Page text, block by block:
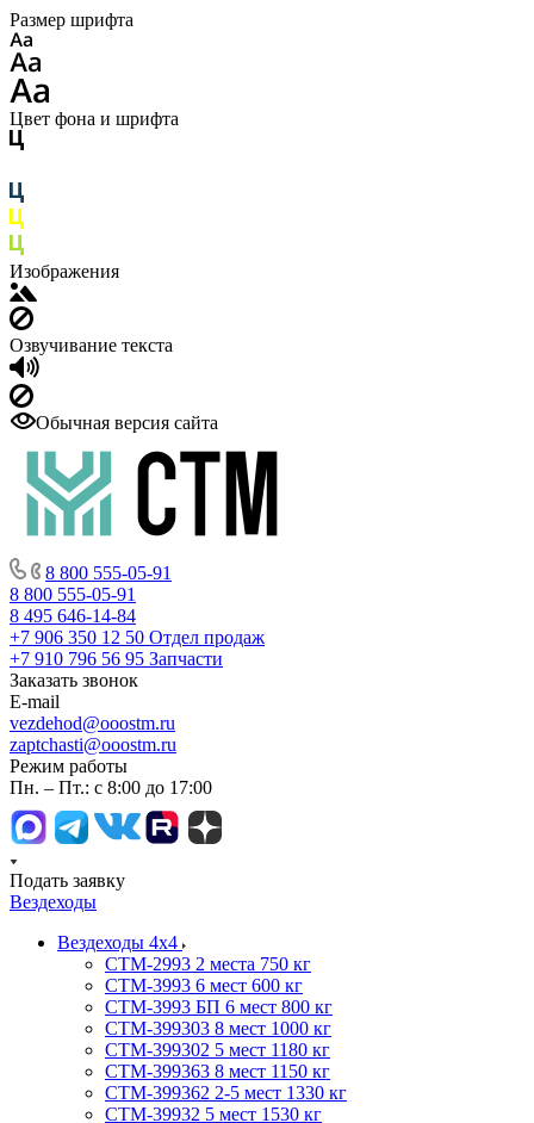
Размер шрифта
Цвет фона и шрифта
Изображения
Озвучивание текста
Обычная версия сайта
8 800 555-05-91
8 800 555-05-91
8 495 646-14-84
+7 906 350 12 50 Отдел продаж
+7 910 796 56 95 Запчасти
Заказать звонок
E-mail
vezdehod@ooostm.ru
zaptchasti@ooostm.ru
Режим работы
Пн. – Пт.: с 8:00 до 17:00
Подать заявку
Вездеходы
Вездеходы 4х4
СТМ-2993 2 места 750 кг
СТМ-3993 6 мест 600 кг
СТМ-3993 БП 6 мест 800 кг
СТМ-399303 8 мест 1000 кг
СТМ-399302 5 мест 1180 кг
СТМ-399363 8 мест 1150 кг
СТМ-399362 2-5 мест 1330 кг
СТМ-39932 5 мест 1530 кг